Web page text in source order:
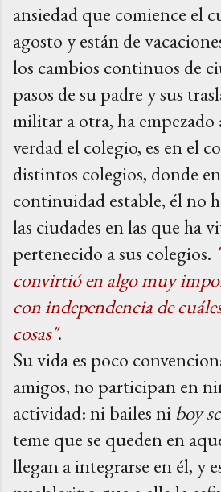
ansiedad que comience el
agosto y están de
los cambios continuos de
pasos de su padre y sus
militar a otra, ha
verdad el colegio, es en el
distintos colegios, donde
continuidad estable, él no
las ciudades en las que ha
pertenecido a sus colegios.
convirtió en algo muy
con independencia de
cosas".
Su vida es poco
amigos, no participan en
actividad: ni bailes niboy
teme que se queden en
llegan a integrarse en él, y